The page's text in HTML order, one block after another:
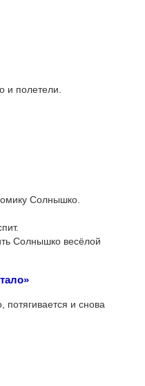
и полетели.
Солнышко.
Солнышко весёлой
и снова